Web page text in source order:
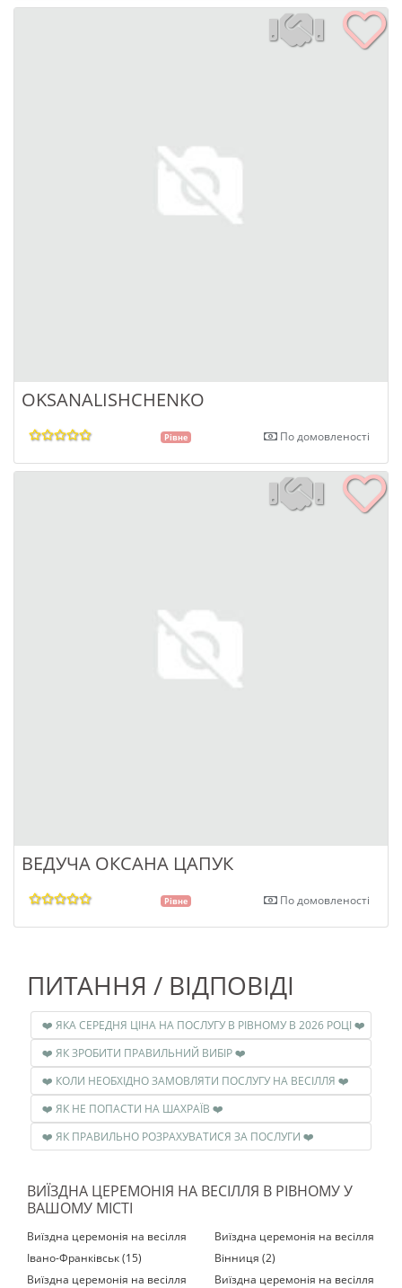
OKSANALISHCHENKO
Рівне По домовленості
ВЕДУЧА ОКСАНА ЦАПУК
Рівне По домовленості
ПИТАННЯ / ВІДПОВІДІ
❤️ ЯКА СЕРЕДНЯ ЦІНА НА ПОСЛУГУ В РІВНОМУ В 2026 РОЦІ ❤️
❤️ ЯК ЗРОБИТИ ПРАВИЛЬНИЙ ВИБІР ❤️
❤️ КОЛИ НЕОБХІДНО ЗАМОВЛЯТИ ПОСЛУГУ НА ВЕСІЛЛЯ ❤️
❤️ ЯК НЕ ПОПАСТИ НА ШАХРАЇВ ❤️
❤️ ЯК ПРАВИЛЬНО РОЗРАХУВАТИСЯ ЗА ПОСЛУГИ ❤️
ВИЇЗДНА ЦЕРЕМОНІЯ НА ВЕСІЛЛЯ В РІВНОМУ У
ВАШОМУ МІСТІ
Виїздна церемонія на весілля
Івано-Франківськ (15)
Виїздна церемонія на весілля
Вінниця (2)
Виїздна церемонія на весілля
Виїздна церемонія на весілля